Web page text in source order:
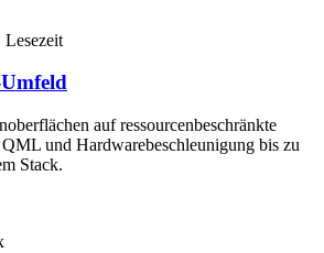
auf ressourcenbeschränkte
und Hardwarebeschleunigung bis zu
Stack.